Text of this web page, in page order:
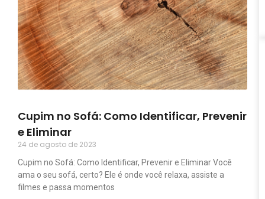
Cupim no Sofá: Como Identificar, Prevenir
e Eliminar
24 de agosto de 2023
Cupim no Sofá: Como Identificar, Prevenir e Eliminar Você
ama o seu sofá, certo? Ele é onde você relaxa, assiste a
filmes e passa momentos